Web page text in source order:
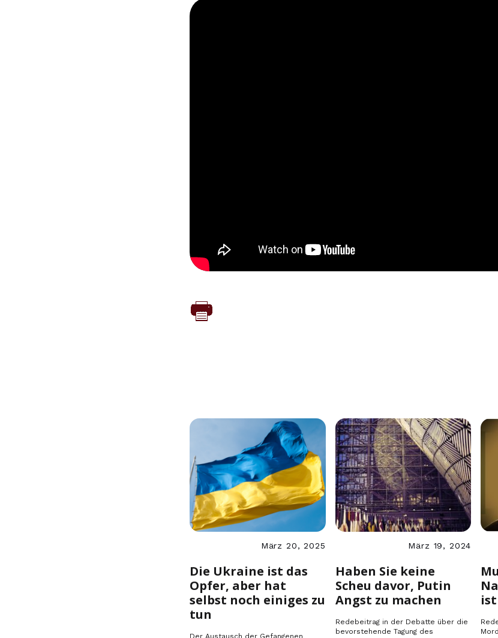
März 20, 2025
Die Ukraine ist das
Opfer, aber hat
selbst noch einiges zu
tun
Der Austausch der Gefangenen
März 19, 2024
Haben Sie keine
Scheu davor, Putin
Angst zu machen
Redebeitrag in der Debatte über die
bevorstehende Tagung des